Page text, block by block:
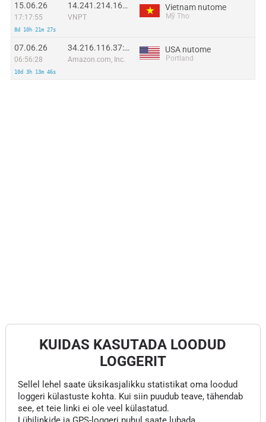
15.06.26
17:17:55
8d 10h 21m 27s
14.241.214.164:44996
VNPT
Vietnam nutome
Mỹ Tho
07.06.26
06:56:28
10d 3h 13m 46s
34.216.116.37:54039
Amazon.com, Inc.
USA nutome
Portland
KUIDAS KASUTADA LOODUD
LOGGERIT
Sellel lehel saate üksikasjalikku statistikat oma loodud
loggeri külastuste kohta. Kui siin puudub teave, tähendab
see, et teie linki ei ole veel külastatud.